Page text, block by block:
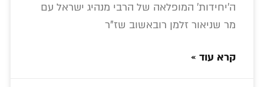
ה'יחידות' המופלאה של הרבי מנהיג ישראל עם
מר שניאור זלמן רובאשוב שז"ר
קרא עוד »